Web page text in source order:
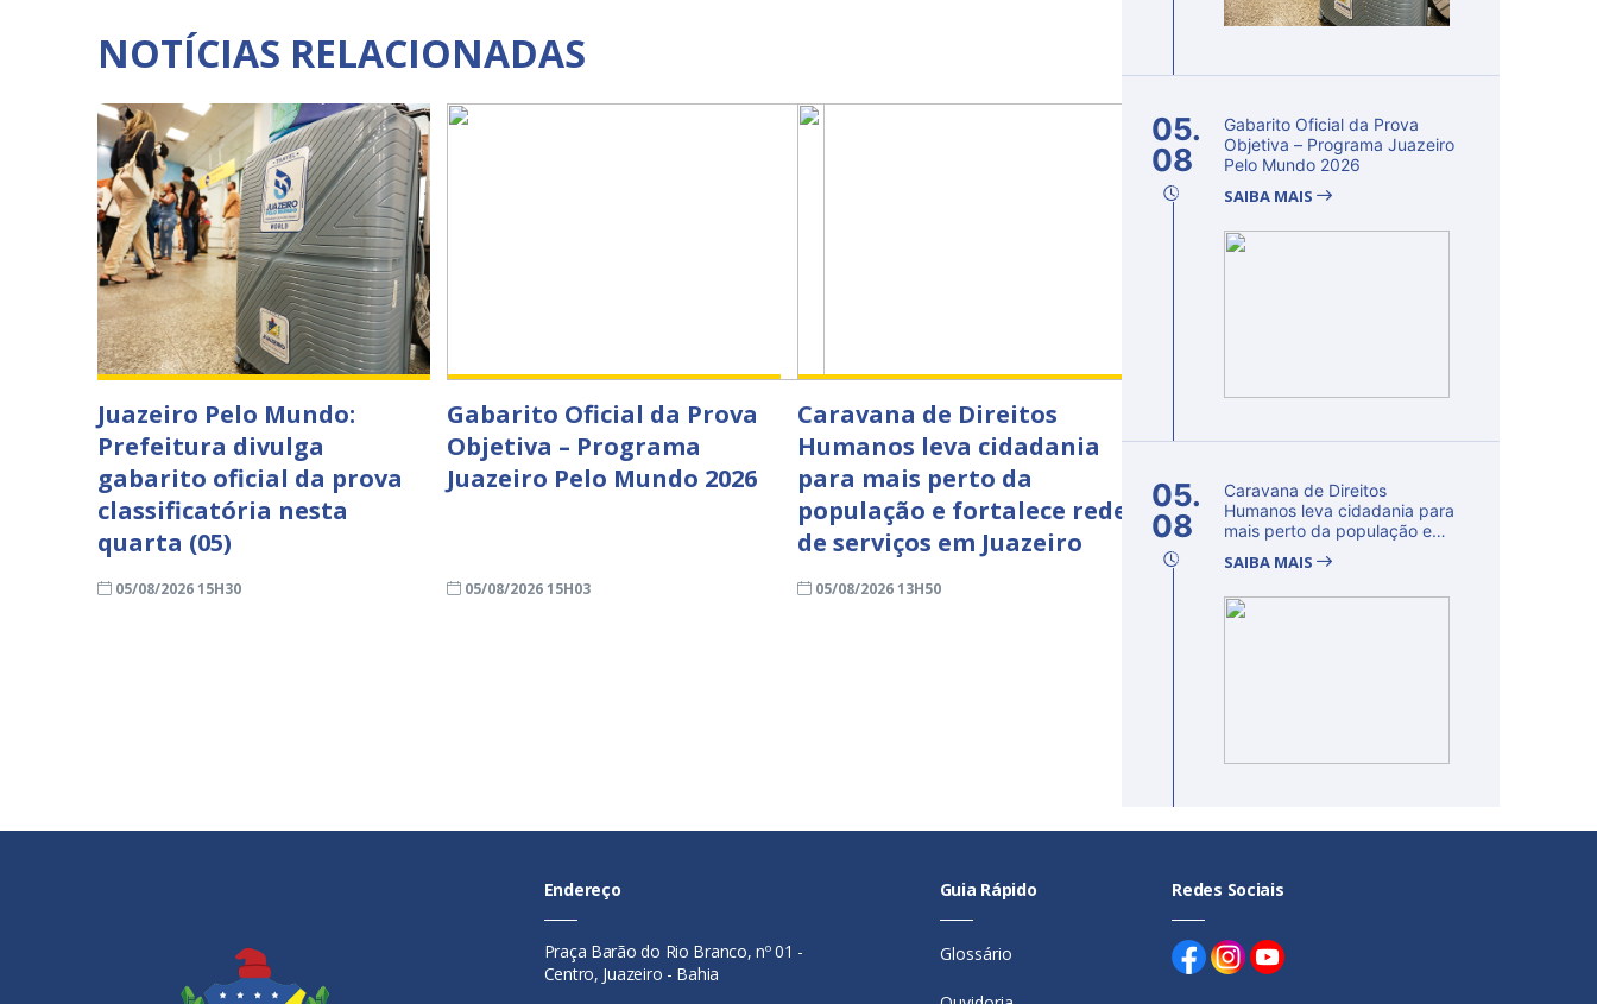
NOTÍCIAS RELACIONADAS
Juazeiro Pelo Mundo:
Prefeitura divulga
gabarito oficial da prova
classificatória nesta
quarta (05)
05/08/2026 15H30
Gabarito Oficial da Prova
Objetiva – Programa
Juazeiro Pelo Mundo 2026
05/08/2026 15H03
Caravana de Direitos
Humanos leva cidadania
para mais perto da
população e fortalece rede
de serviços em Juazeiro
05/08/2026 13H50
05.
08
Gabarito Oficial da Prova
Objetiva – Programa Juazeiro
Pelo Mundo 2026
SAIBA MAIS
05.
08
Caravana de Direitos
Humanos leva cidadania para
mais perto da população e
SAIBA MAIS
Endereço
Praça Barão do Rio Branco, nº 01 -
Centro, Juazeiro - Bahia
Guia Rápido
Glossário
Redes Sociais